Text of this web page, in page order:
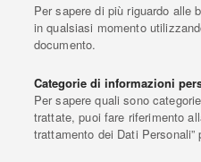
Per sapere di più riguardo alle
in qualsiasi momento
documento.
Categorie di informazioni
Per sapere quali sono
trattate, puoi fare riferimento
trattamento dei Dati